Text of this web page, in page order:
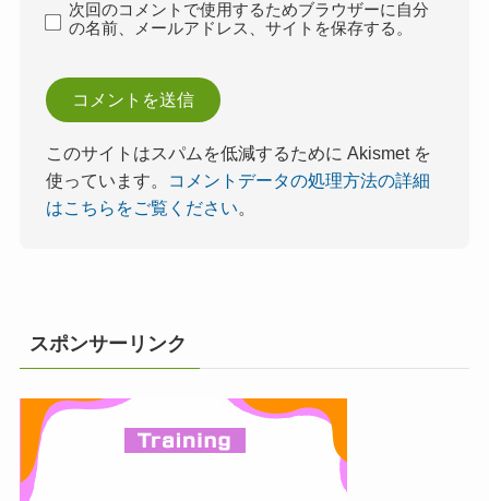
次回のコメントで使用するためブラウザーに自分
の名前、メールアドレス、サイトを保存する。
このサイトはスパムを低減するために Akismet を
使っています。
コメントデータの処理方法の詳細
はこちらをご覧ください。
スポンサーリンク